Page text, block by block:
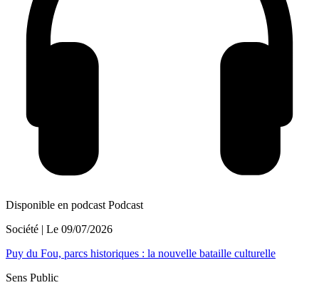
Disponible en podcast Podcast
Société | Le 09/07/2026
Puy du Fou, parcs historiques : la nouvelle bataille culturelle
Sens Public